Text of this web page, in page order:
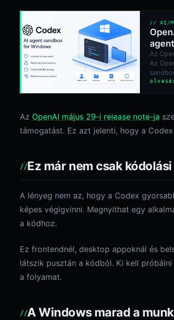
// AI/
Az
Az
Az OpenAI május 29-i release note-ja
támogatást. Ez azt jelenti, hogy a
Ez már nem csak
A lényeg nem az, hogy a Codex
képes végigvinni. Megnyithat egy
a kódhoz.
Ez frontendnél, desktop appoknál és
látszik pusztán a kódból. Ki kell
a folyamat.
A Windows marad a